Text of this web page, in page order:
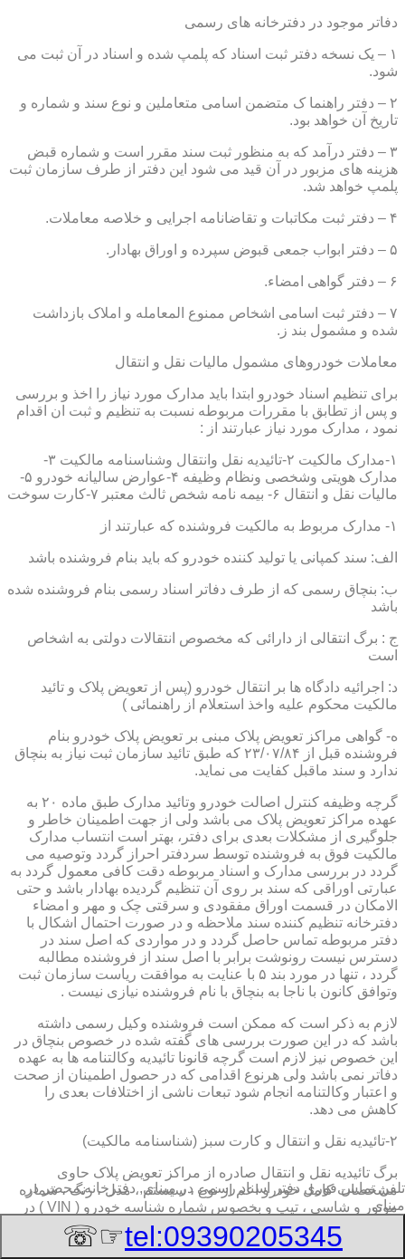
دفاتر موجود در دفترخانه های رسمی
۱ – یک نسخه دفتر ثبت اسناد که پلمپ شده و اسناد در آن ثبت می
شود.
۲ – دفتر راهنما ک متضمن اسامی متعاملین و نوع سند و شماره و
تاریخ آن خواهد بود.
۳ – دفتر درآمد که به منظور ثبت سند مقرر است و شماره قبض
هزینه های مزبور در آن قید می شود این دفتر از طرف سازمان ثبت
پلمپ خواهد شد.
۴ – دفتر ثبت مکاتبات و تقاضانامه اجرایی و خلاصه معاملات.
۵ – دفتر ابواب جمعی قبوض سپرده و اوراق بهادار.
۶ – دفتر گواهی امضاء.
۷ – دفتر ثبت اسامی اشخاص ممنوع المعامله و املاک بازداشت
شده و مشمول بند ز.
معاملات خودروهای مشمول مالیات نقل و انتقال
برای تنظیم اسناد خودرو ابتدا باید مدارک مورد نیاز را اخذ و بررسی
و پس از تطابق با مقررات مربوطه نسبت به تنظیم و ثبت ان اقدام
نمود ، مدارک مورد نیاز عبارتند از :
۱-مدارک مالکیت ۲-تائیدیه نقل وانتقال وشناسنامه مالکیت ۳-
مدارک هویتی وشخصی ونظام وظیفه ۴-عوارض سالیانه خودرو ۵-
مالیات نقل و انتقال ۶- بیمه نامه شخص ثالث معتبر ۷-کارت سوخت
۱- مدارک مربوط به مالکیت فروشنده که عبارتند از
الف: سند کمپانی یا تولید کننده خودرو که باید بنام فروشنده باشد
ب: بنچاق رسمی که از طرف دفاتر اسناد رسمی بنام فروشنده شده
باشد
ج : برگ انتقالی از دارائی که مخصوص انتقالات دولتی به اشخاص
است
د: اجرائیه دادگاه ها بر انتقال خودرو (پس از تعویض پلاک و تائید
مالکیت محکوم علیه واخذ استعلام از راهنمائی )
ه- گواهی مراکز تعویض پلاک مبنی بر تعویض پلاک خودرو بنام
فروشنده قبل از ۲۳/۰۷/۸۴ که طبق تائید سازمان ثبت نیاز به بنچاق
ندارد و سند ماقبل کفایت می نماید.
گرچه وظیفه کنترل اصالت خودرو وتائید مدارک طبق ماده ۲۰ به
عهده مراکز تعویض پلاک می باشد ولی از جهت اطمینان خاطر و
جلوگیری از مشکلات بعدی برای دفتر، بهتر است انتساب مدارک
مالکیت فوق به فروشنده توسط سردفتر احراز گردد وتوصیه می
گردد در بررسی مدارک و اسناد مربوطه دقت کافی معمول گردد به
عبارتی اوراقی که سند بر روی آن تنظیم گردیده بهادار باشد و حتی
الامکان در قسمت اوراق مفقودی و سرقتی چک و مهر و امضاء
دفترخانه تنظیم کننده سند ملاحظه و در صورت احتمال اشکال با
دفتر مربوطه تماس حاصل گردد و در مواردی که اصل سند در
دسترس نیست رونوشت برابر با اصل سند از فروشنده مطالبه
گردد ، تنها در مورد بند ۵ با عنایت به موافقت ریاست سازمان ثبت
وتوافق کانون با ناجا به بنچاق با نام فروشنده نیازی نیست .
لازم به ذکر است که ممکن است فروشنده وکیل رسمی داشته
باشد که در این صورت بررسی های گفته شده در خصوص بنچاق در
این خصوص نیز لازم است گرچه قانونا تائیدیه وکالتنامه ها به عهده
دفاتر نمی باشد ولی هرنوع اقدامی که در حصول اطمینان از صحت
و اعتبار وکالتنامه انجام شود تبعات ناشی از اختلافات بعدی را
کاهش می دهد.
۲-تائیدیه نقل و انتقال و کارت سبز (شناسنامه مالکیت)
برگ تائیدیه نقل و انتقال صادره از مراکز تعویض پلاک حاوی
مشخصات کامل خودرو اعم از نوع ، سیستم ، مدل ، رنگ ، شماره
موتور و شاسی ، تیپ و بخصوس شماره شناسه خودرو ( VIN ) در
صدر صفحه و مشخصات فروشنده و خریدار اعم از مشخصات
سجلی و شماره ملی و کدپستی و آدرس و شماره انتظامی
تلفن تماس فوری دفتر اسناد رسمی در مینای, دفترخانه,محضر در
مینای
tel:09390205345
☞☏